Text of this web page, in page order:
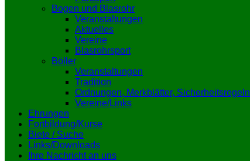
Bogen und Blasrohr
Veranstaltungen
Aktuelles
Vereine
Blasrohrsport
Böller
Veranstaltungen
Tradition
Ordnungen, Merkblätter, Sicherheitsregeln
Vereine/Links
Ehrungen
Fortbildung/Kurse
Biete / Suche
Links/Downloads
Ihre Nachricht an uns